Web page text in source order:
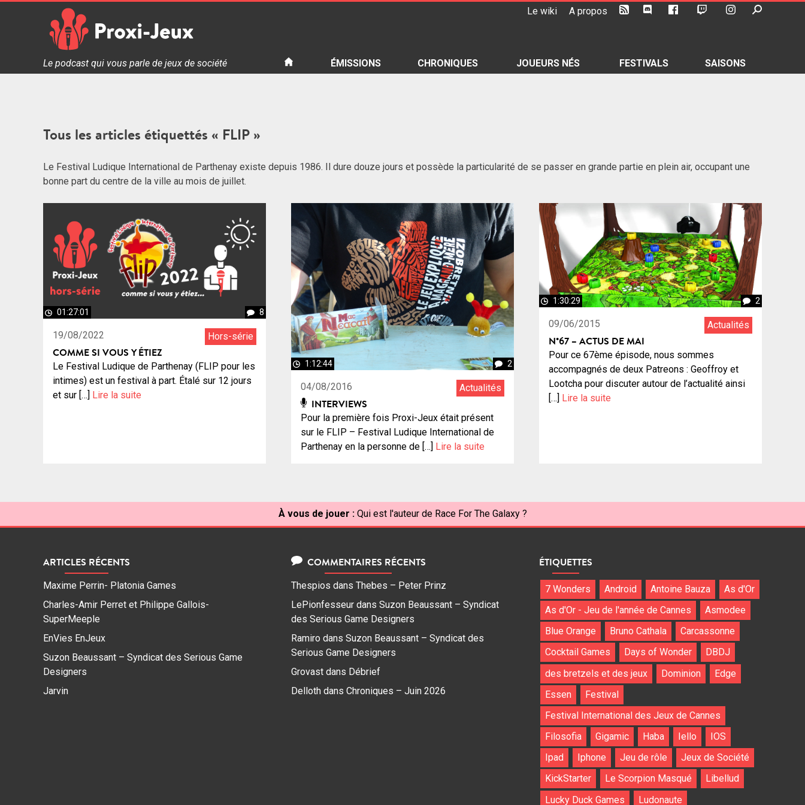
Le wiki A propos
Proxi Jeux - Le podcast qui vous parle de jeux de société
Le podcast qui vous parle de jeux de société ÉMISSIONS CHRONIQUES JOUEURS NÉS FESTIVALS SAISONS
Tous les articles étiquettés « FLIP »
Le Festival Ludique International de Parthenay existe depuis 1986. Il dure douze jours et possède la particularité de se passer en grande partie en plein air, occupant une
bonne part du centre de la ville au mois de juillet.
01:27:01 8
19/08/2022 Hors-série
COMME SI VOUS Y ÉTIEZ
Le Festival Ludique de Parthenay (FLIP pour les
intimes) est un festival à part. Étalé sur 12 jours
et sur […]
Lire la suite
1:12:44 2
04/08/2016 Actualités
INTERVIEWS
Pour la première fois Proxi-Jeux était présent
sur le FLIP – Festival Ludique International de
Parthenay en la personne de […] Lire la suite
1:30:29 2
09/06/2015 Actualités
N°67 – ACTUS DE MAI
Pour ce 67ème épisode, nous sommes
accompagnés de deux Patreons : Geoffroy et
Lootcha pour discuter autour de l’actualité ainsi
[…] Lire la suite
À vous de jouer : Qui est l'auteur de Race For The Galaxy ?
ARTICLES RÉCENTS
Maxime Perrin- Platonia Games
Charles-Amir Perret et Philippe Gallois-
SuperMeeple
EnVies EnJeux
Suzon Beaussant – Syndicat des Serious Game
Designers
Jarvin
COMMENTAIRES RÉCENTS
Thespios dans Thebes – Peter Prinz
LePionfesseur dans Suzon Beaussant – Syndicat
des Serious Game Designers
Ramiro dans Suzon Beaussant – Syndicat des
Serious Game Designers
Grovast dans Débrief
Delloth dans Chroniques – Juin 2026
ÉTIQUETTES
7 Wonders Android Antoine Bauza
As d'Or
As d'Or - Jeu de l'année de Cannes
Asmodee
Blue Orange
Bruno Cathala
Carcassonne
Cocktail Games
Days of Wonder
DBDJ
des bretzels et des jeux
Dominion
Edge
Essen
Festival
Festival International des Jeux de Cannes
Filosofia
Gigamic Haba Iello
IOS
Ipad
Iphone Jeu de rôle
Jeux de Société
KickStarter
Le Scorpion Masqué
Libellud
Lucky Duck Games
Ludonaute